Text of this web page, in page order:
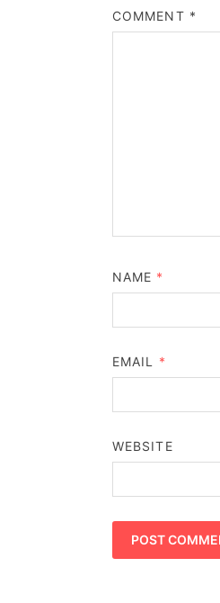
COMMENT *
NAME *
EMAIL *
WEBSITE